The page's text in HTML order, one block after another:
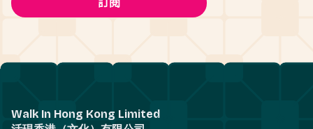
Walk In Hong Kong Limited